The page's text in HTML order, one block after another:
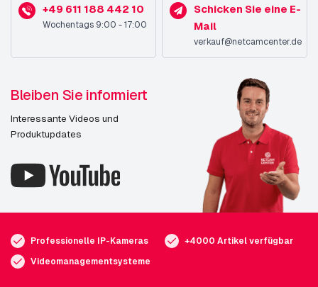
+49 611 188 442 10
Wochentags 9:00 - 17:00
Schicken Sie eine E-
Mail
verkauf@netcamcenter.de
Bleiben Sie informiert
Interessante Videos und
Produktupdates
Professionelle IP-Kameras
+4000 Artikel verfügbar
Videomanagementsysteme